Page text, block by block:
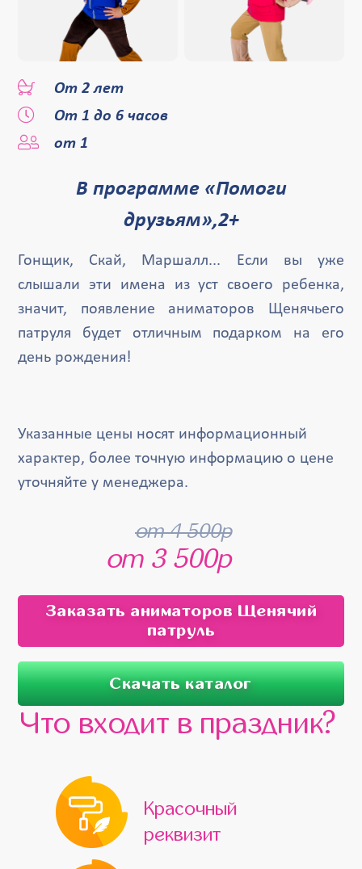
От 2 лет
От 1 до 6 часов
от 1
В программе «Помоги
друзьям»,2+
Гонщик, Скай, Маршалл... Если вы уже
слышали эти имена из уст своего ребенка,
значит, появление аниматоров Щенячьего
патруля будет отличным подарком на его
день рождения!
Указанные цены носят информационный
характер, более точную информацию о цене
уточняйте у менеджера.
от 4 500р
от 3 500р
Заказать аниматоров Щенячий
патруль
Скачать каталог
Что входит в праздник?
Красочный
реквизит